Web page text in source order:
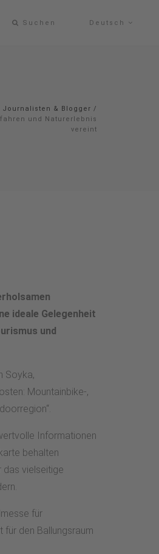
Suchen Deutsch
Journalisten & Blogger /
und Naturerlebnis
vereint
ideale Gelegenheit
und
Soyka,
Mountainbike-,
Informationen
behalten
das vielseitige
für
für den Ballungsraum